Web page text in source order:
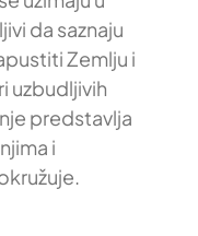
da saznaju
Zemlju i
uzbudljivih
predstavlja
i